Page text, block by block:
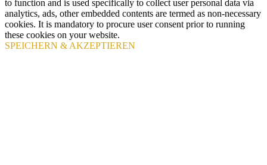
to function and is used specifically to collect user personal data via
analytics, ads, other embedded contents are termed as non-necessary
cookies. It is mandatory to procure user consent prior to running
these cookies on your website.
SPEICHERN & AKZEPTIEREN